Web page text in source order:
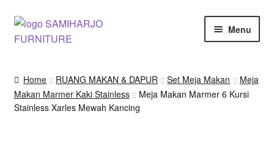
Skip
to
Skip
to
Menu
RUANG MAKAN & DAPUR
Home RUANG MAKAN & DAPUR Set Meja Makan
Meja
Makan Marmer Kaki Stainless
Meja Makan Marmer 6 Kursi
Stainless Xarles Mewah Kancing